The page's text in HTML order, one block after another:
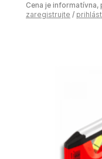
Cena je informatívna,
zaregistrujte /